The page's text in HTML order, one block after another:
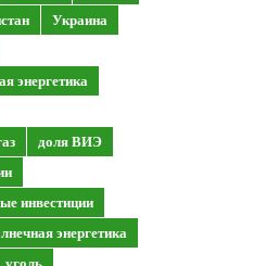
Украина
энергетика
доля ВИЭ
инвестиции
энергетика
уголь